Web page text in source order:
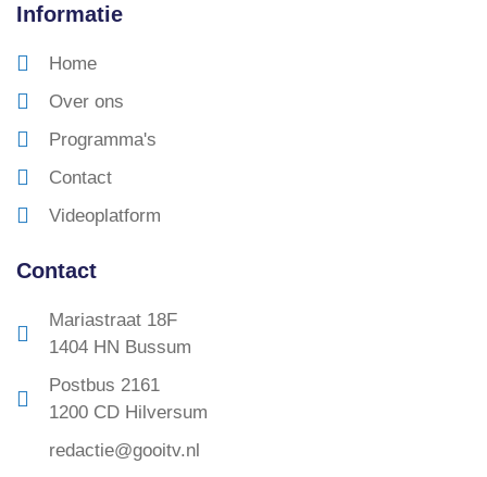
Informatie
Home
Over ons
Programma's
Contact
Videoplatform
Contact
Mariastraat 18F
1404 HN Bussum
Postbus 2161
1200 CD Hilversum
redactie@gooitv.nl